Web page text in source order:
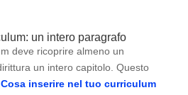
un intero paragrafo
deve ricoprire almeno un
un intero capitolo. Questo
Cosa inserire nel tuo curriculum